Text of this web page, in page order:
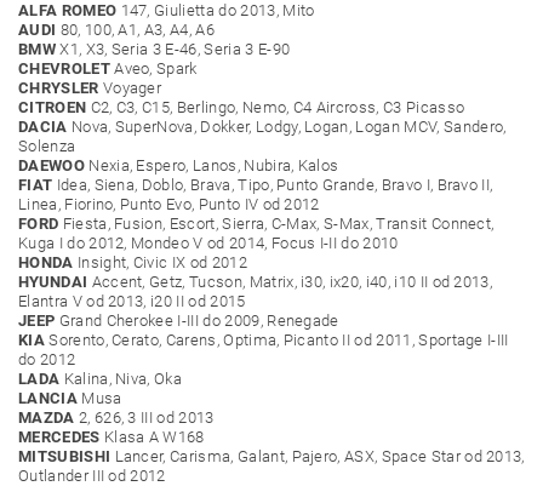
ALFA ROMEO 147, Giulietta do 2013, Mito
AUDI 80, 100, A1, A3, A4, A6
BMWX1, X3, Seria 3 E-46, Seria 3 E-90
CHEVROLETAveo, Spark
CHRYSLER Voyager
CITROEN C2, C3, C15, Berlingo, Nemo, C4 Aircross, C3 Picasso
DACIA Nova, SuperNova, Dokker, Lodgy, Logan, Logan MCV, Sandero,
Solenza
DAEWOONexia, Espero, Lanos, Nubira, Kalos
FIAT Idea, Siena, Doblo, Brava, Tipo, Punto Grande, Bravo I, Bravo II,
Linea, Fiorino, Punto Evo, Punto IV od 2012
FORD Fiesta, Fusion, Escort, Sierra, C-Max, S-Max, Transit Connect,
Kuga I do 2012, Mondeo V od 2014, Focus I-II do 2010
HONDA Insight, Civic IX od 2012
HYUNDAI Accent, Getz, Tucson, Matrix, i30, ix20, i40, i10 II od 2013,
Elantra V od 2013, i20 II od 2015
JEEP Grand Cherokee I-III do 2009, Renegade
KIASorento, Cerato, Carens, Optima, Picanto II od 2011, Sportage I-III
do 2012
LADA Kalina, Niva, Oka
LANCIAMusa
MAZDA 2, 626, 3 III od 2013
MERCEDES Klasa A W168
MITSUBISHI Lancer, Carisma, Galant, Pajero, ASX, Space Star od 2013,
Outlander III od 2012